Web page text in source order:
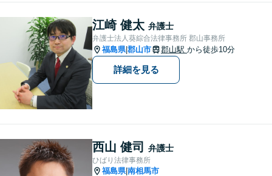
に、まずはお気軽にご相談く
ださい。 https://tamura-law.bi
z/ （公式ホームページ）
江崎 健太 弁護士
弁護士法人葵綜合法律事務所 郡山事務所
福島県|郡山市 郡山駅 から徒歩10分
詳細を見る
西山 健司 弁護士
ひばり法律事務所
福島県|南相馬市